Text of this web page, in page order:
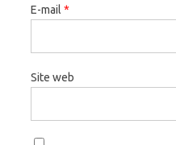
E-mail *
Site web